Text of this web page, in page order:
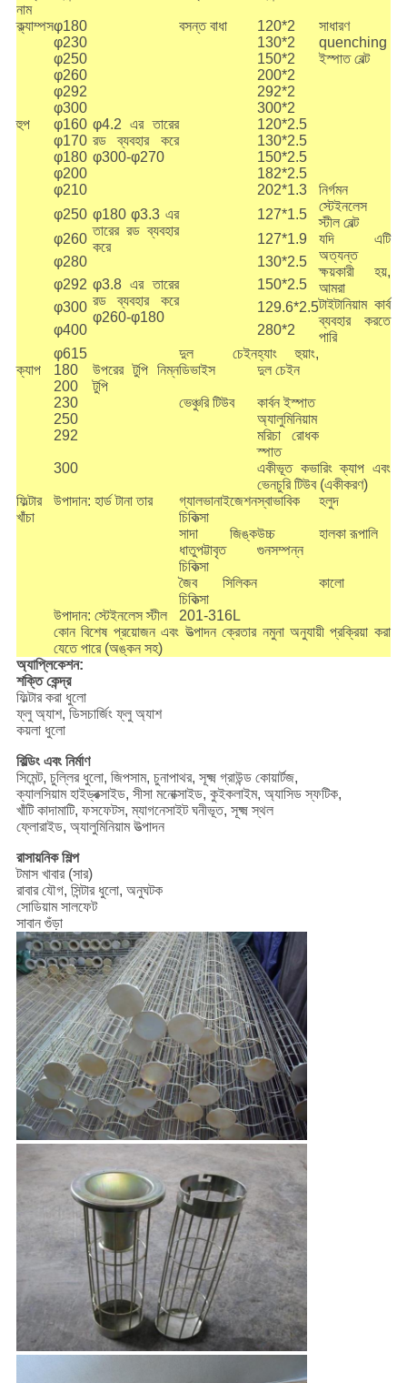
নাম
ক্ল্যাম্পসφ180 বসন্ত বাধা 120*2
সাধারণ
quenching
ইস্পাত বেল্ট
φ230
130*2
φ250
150*2
φ260
200*2
φ292
292*2
φ300
300*2
হুপ
φ160 φ4.2 এর তারের
রড ব্যবহার করে
φ300-φ270
120*2.5
φ170
130*2.5
φ180
150*2.5
φ200
182*2.5
φ210
202*1.3
নির্গমন
স্টেইনলেস
স্টীল বেল্ট
φ250 φ180 φ3.3 এর
তারের রড ব্যবহার
করে
127*1.5
φ260
127*1.9
যদি এটি
অত্যন্ত
ক্ষয়কারী হয়,
আমরা
টাইটানিয়াম কার্ব
ব্যবহার করতে
পারি
φ280
130*2.5
φ292 φ3.8 এর তারের
রড ব্যবহার করে
φ260-φ180
150*2.5
φ300
129.6*2.5
φ400
280*2
φ615
দুল চেইন
ডিভাইস
হ্যাং হুয়াং,
দুল চেইন
ক্যাপ 180
উপরের টুপি নিম্ন
টুপি
200
230
ভেঞ্চুরি টিউব
কার্বন ইস্পাত
250
অ্যালুমিনিয়াম
292
মরিচা রোধক
স্পাত
300
একীভূত কভারিং ক্যাপ এবং
ভেনচুরি টিউব (একীকরণ)
ফিল্টার
খাঁচা
উপাদান: হার্ড টানা তার
গ্যালভানাইজেশন
চিকিত্সা
স্বাভাবিক হলুদ
সাদা জিঙ্ক
ধাতুপট্টাবৃত
চিকিত্সা
উচ্চ
গুনসম্পন্ন
হালকা রূপালি
জৈব সিলিকন
চিকিত্সা
কালো
উপাদান: স্টেইনলেস স্টীল
201-316L
কোন বিশেষ প্রয়োজন এবং উত্পাদন ক্রেতার নমুনা অনুযায়ী প্রক্রিয়া করা
যেতে পারে (অঙ্কন সহ)
অ্যাপ্লিকেশন:
শক্তি কেন্দ্র
ফিল্টার করা ধুলো
ফ্লু অ্যাশ, ডিসচার্জিং ফ্লু অ্যাশ
কয়লা ধুলো
বিল্ডিং এবং নির্মাণ
সিমেন্ট, চুল্লির ধুলো, জিপসাম, চুনাপাথর, সূক্ষ্ম গ্রাউন্ড কোয়ার্টজ,
ক্যালসিয়াম হাইড্রক্সাইড, সীসা মনোক্সাইড, কুইকলাইম, অ্যাসিড স্ফটিক,
খাঁটি কাদামাটি, ফসফেটস, ম্যাগনেসাইট ঘনীভূত, সূক্ষ্ম স্থল
ফ্লোরাইড, অ্যালুমিনিয়াম উত্পাদন
রাসায়নিক শিল্প
টমাস খাবার (সার)
রাবার যৌগ, সিন্টার ধুলো, অনুঘটক
সোডিয়াম সালফেট
সাবান গুঁড়া